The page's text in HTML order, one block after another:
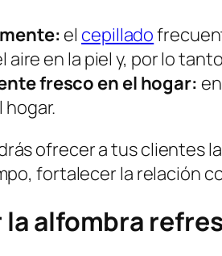
el cepillado
aire en la piel y, por lo
fresco en el hogar:
ofrecer a tus clientes
fortalecer la relación
la alfombra